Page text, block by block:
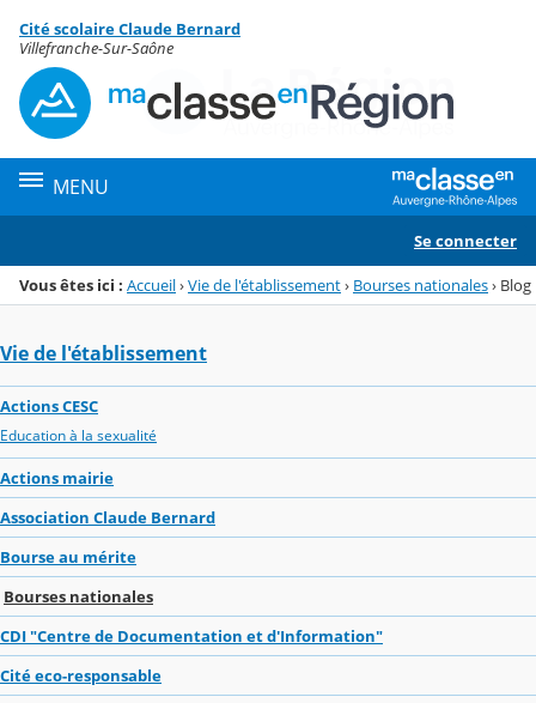
Menu de la rubrique
Contenu
Cité scolaire Claude Bernard
Villefranche-Sur-Saône
MENU
Se connecter
Vous êtes ici : Accueil›Vie de l'établissement› Bourses nationales› Blog
Vie de l'établissement
Actions CESC
Education à la sexualité
Actions mairie
Association Claude Bernard
Bourse au mérite
Bourses nationales
CDI "Centre de Documentation et d'Information"
Cité eco-responsable